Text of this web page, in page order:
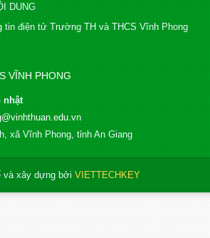
DUNG
tin điện tử Trường TH và THCS Vĩnh Phong
VĨNH PHONG
nhật
xã Vĩnh Phong, tỉnh An Giang
và xây dựng bởi VIETTECHKEY